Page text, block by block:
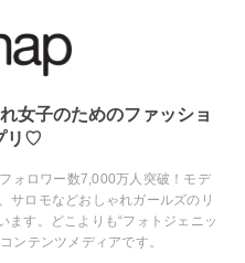
女子のためのファッショ
リ♡
ォロワー数7,000万人突破！モデ
サロモなどおしゃれガールズのリ
ます。どこよりも“フォトジェニッ
ンテンツメディアです。